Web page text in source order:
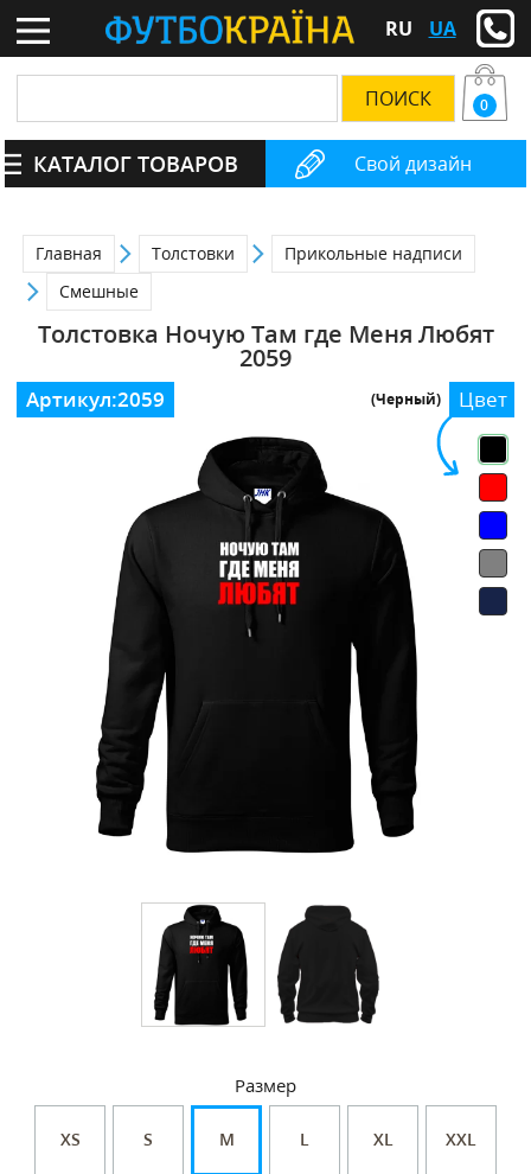
RU UA
Свой дизайн
0
КАТАЛОГ ТОВАРОВ
Главная Толстовки
Прикольные надписи
Смешные
Толстовка Ночую Там где Меня Любят
2059
Цвет
(Черный)
Размер
XS S M L XL XXL
Артикул:2059